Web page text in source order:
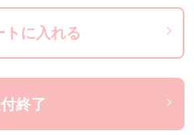
ー未経験者）
トに入れる
終了